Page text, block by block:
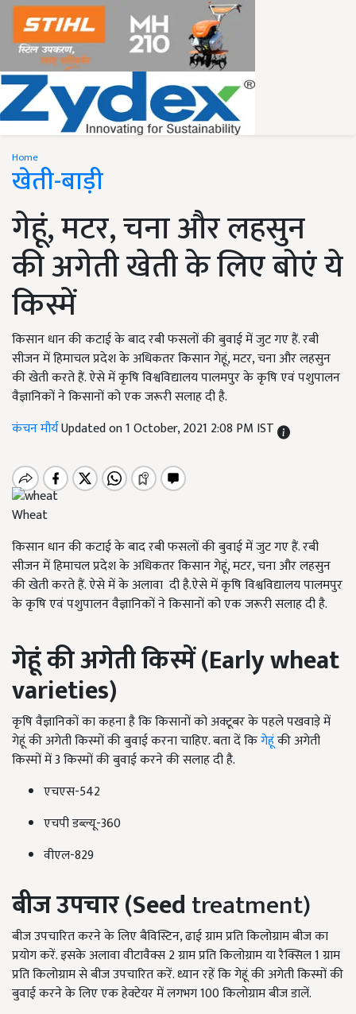
Home
खेती-बाड़ी
गेहूं, मटर, चना और लहसुन
की अगेती खेती के लिए बोएं ये
किस्में
किसान धान की कटाई के बाद रबी फसलों की बुवाई में जुट गए हैं. रबी
सीजन में हिमाचल प्रदेश के अधिकतर किसान गेहूं, मटर, चना और लहसुन
की खेती करते हैं. ऐसे में कृषि विश्वविद्यालय पालमपुर के कृषि एवं पशुपालन
वैज्ञानिकों ने किसानों को एक जरूरी सलाह दी है.
कंचन मौर्यUpdated on 1 October, 2021 2:08 PM IST
Wheat
किसान धान की कटाई के बाद रबी फसलों की बुवाई में जुट गए हैं. रबी
सीजन में हिमाचल प्रदेश के अधिकतर किसान गेहूं, मटर, चना और लहसुन
की खेती करते हैं. ऐसे में के अलावा दी है.ऐसे में कृषि विश्वविद्यालय पालमपुर
के कृषि एवं पशुपालन वैज्ञानिकों ने किसानों को एक जरूरी सलाह दी है.
गेहूं की अगेती किस्में (Early wheat
varieties)
कृषि वैज्ञानिकों का कहना है कि किसानों को अक्टूबर के पहले पखवाड़े में
गेहूं की अगेती किस्मों की बुवाई करना चाहिए. बता दें किगेहूंकी अगेती
किस्मों में 3 किस्मों की बुवाई करने की सलाह दी है.
एचएस-542
एचपी डब्ल्यू-360
वीएल-829
बीज उपचार (Seedtreatment)
बीज उपचारित करने के लिए बैविस्टिन, ढाई ग्राम प्रति किलोग्राम बीज का
प्रयोग करें. इसके अलावा वीटावैक्स 2 ग्राम प्रति किलोग्राम या रैक्सिल 1 ग्राम
प्रति किलोग्राम से बीज उपचारित करें. ध्यान रहें कि गेहूं की अगेती किस्मों की
बुवाई करने के लिए एक हेक्टेयर में लगभग 100 किलोग्राम बीज डालें.